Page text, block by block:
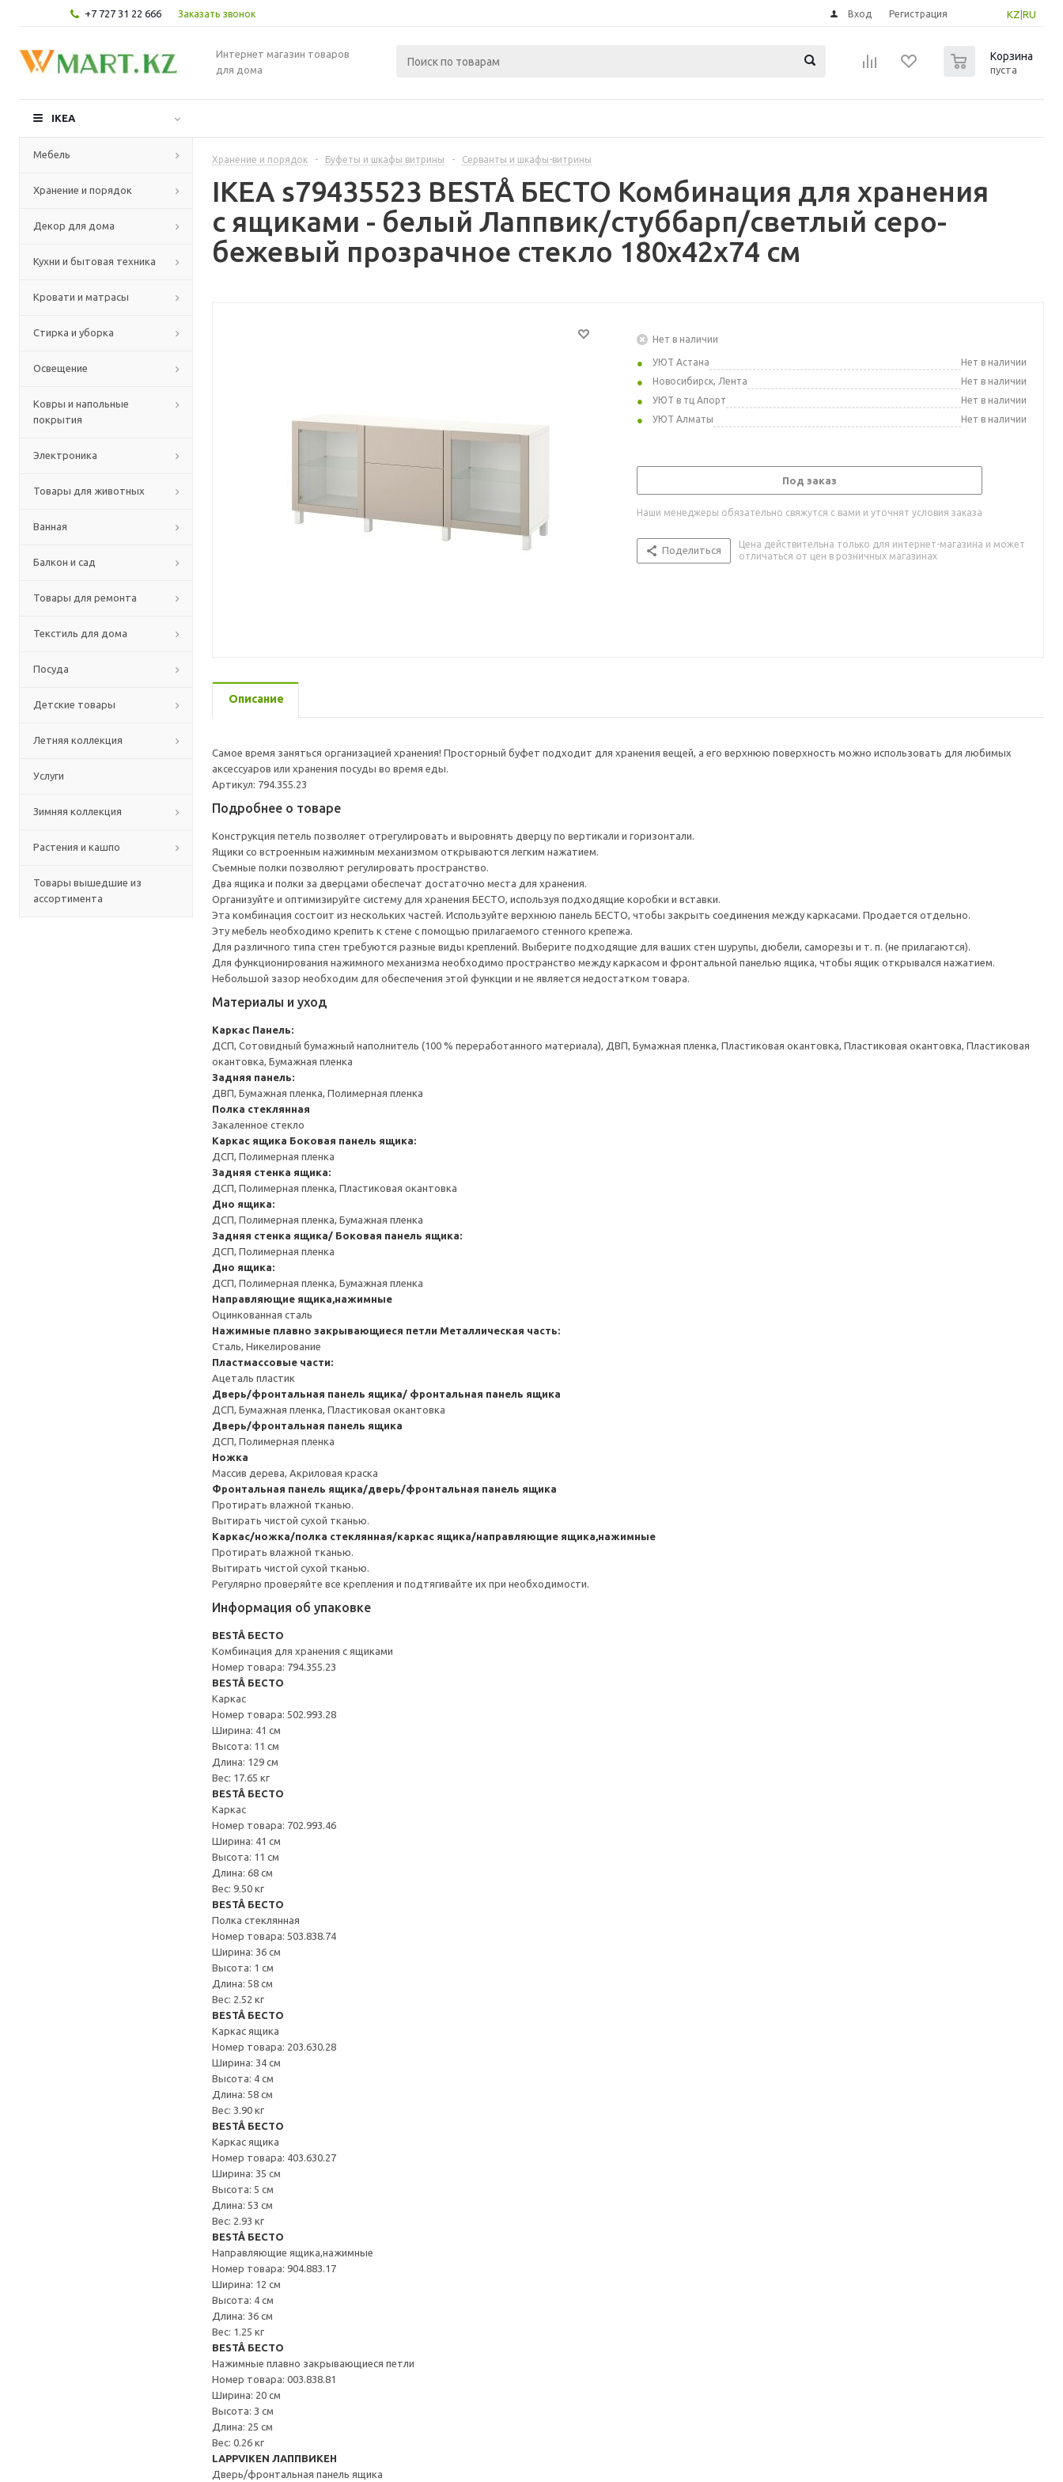
+7 727 31 22 666 Заказать звонок KZ RU
Вход Регистрация
Интернет магазин товаров
для дома
Корзина
пуста
IKEA
Мебель
Хранение и порядок
Декор для дома
Кухни и бытовая техника
Кровати и матрасы
Стирка и уборка
Освещение
Ковры и напольные
покрытия
Электроника
Товары для животных
Ванная
Балкон и сад
Товары для ремонта
Текстиль для дома
Посуда
Детские товары
Летняя коллекция
Услуги
Зимняя коллекция
Растения и кашпо
Товары вышедшие из
ассортимента
Хранение и порядок - Буфеты и шкафы витрины - Серванты и шкафы-витрины
IKEA s79435523 BESTÅ БЕСТО Комбинация для хранения
с ящиками - белый Лаппвик/стуббарп/светлый серо-
бежевый прозрачное стекло 180x42x74 см
Нет в наличии
УЮТ Астана
Нет в наличии
Новосибирск, Лента
Нет в наличии
УЮТ в тц Апорт
Нет в наличии
УЮТ Алматы
Нет в наличии
Под заказ
Наши менеджеры обязательно свяжутся с вами и уточнят условия заказа
Поделиться
Цена действительна только для интернет-магазина и может
отличаться от цен в розничных магазинах
Описание
Самое время заняться организацией хранения! Просторный буфет подходит для хранения вещей, а его верхнюю поверхность можно использовать для любимых
аксессуаров или хранения посуды во время еды.
Артикул: 794.355.23
Подробнее о товаре
Конструкция петель позволяет отрегулировать и выровнять дверцу по вертикали и горизонтали.
Ящики со встроенным нажимным механизмом открываются легким нажатием.
Съемные полки позволяют регулировать пространство.
Два ящика и полки за дверцами обеспечат достаточно места для хранения.
Организуйте и оптимизируйте систему для хранения БЕСТО, используя подходящие коробки и вставки.
Эта комбинация состоит из нескольких частей. Используйте верхнюю панель БЕСТО, чтобы закрыть соединения между каркасами. Продается отдельно.
Эту мебель необходимо крепить к стене с помощью прилагаемого стенного крепежа.
Для различного типа стен требуются разные виды креплений. Выберите подходящие для ваших стен шурупы, дюбели, саморезы и т. п. (не прилагаются).
Для функционирования нажимного механизма необходимо пространство между каркасом и фронтальной панелью ящика, чтобы ящик открывался нажатием.
Небольшой зазор необходим для обеспечения этой функции и не является недостатком товара.
Материалы и уход
Каркас Панель:
ДСП, Сотовидный бумажный наполнитель (100 % переработанного материала), ДВП, Бумажная пленка, Пластиковая окантовка, Пластиковая окантовка, Пластиковая
окантовка, Бумажная пленка
Задняя панель:
ДВП, Бумажная пленка, Полимерная пленка
Полка стеклянная
Закаленное стекло
Каркас ящика Боковая панель ящика:
ДСП, Полимерная пленка
Задняя стенка ящика:
ДСП, Полимерная пленка, Пластиковая окантовка
Дно ящика:
ДСП, Полимерная пленка, Бумажная пленка
Задняя стенка ящика/ Боковая панель ящика:
ДСП, Полимерная пленка
Дно ящика:
ДСП, Полимерная пленка, Бумажная пленка
Направляющие ящика,нажимные
Оцинкованная сталь
Нажимные плавно закрывающиеся петли Металлическая часть:
Сталь, Никелирование
Пластмассовые части:
Ацеталь пластик
Дверь/фронтальная панель ящика/ фронтальная панель ящика
ДСП, Бумажная пленка, Пластиковая окантовка
Дверь/фронтальная панель ящика
ДСП, Полимерная пленка
Ножка
Массив дерева, Акриловая краска
Фронтальная панель ящика/дверь/фронтальная панель ящика
Протирать влажной тканью.
Вытирать чистой сухой тканью.
Каркас/ножка/полка стеклянная/каркас ящика/направляющие ящика,нажимные
Протирать влажной тканью.
Вытирать чистой сухой тканью.
Регулярно проверяйте все крепления и подтягивайте их при необходимости.
Информация об упаковке
BESTÅ БЕСТО
Комбинация для хранения с ящиками
Номер товара: 794.355.23
BESTÅ БЕСТО
Каркас
Номер товара: 502.993.28
Ширина: 41 см
Высота: 11 см
Длина: 129 см
Вес: 17.65 кг
BESTÅ БЕСТО
Каркас
Номер товара: 702.993.46
Ширина: 41 см
Высота: 11 см
Длина: 68 см
Вес: 9.50 кг
BESTÅ БЕСТО
Полка стеклянная
Номер товара: 503.838.74
Ширина: 36 см
Высота: 1 см
Длина: 58 см
Вес: 2.52 кг
BESTÅ БЕСТО
Каркас ящика
Номер товара: 203.630.28
Ширина: 34 см
Высота: 4 см
Длина: 58 см
Вес: 3.90 кг
BESTÅ БЕСТО
Каркас ящика
Номер товара: 403.630.27
Ширина: 35 см
Высота: 5 см
Длина: 53 см
Вес: 2.93 кг
BESTÅ БЕСТО
Направляющие ящика,нажимные
Номер товара: 904.883.17
Ширина: 12 см
Высота: 4 см
Длина: 36 см
Вес: 1.25 кг
BESTÅ БЕСТО
Нажимные плавно закрывающиеся петли
Номер товара: 003.838.81
Ширина: 20 см
Высота: 3 см
Длина: 25 см
Вес: 0.26 кг
LAPPVIKEN ЛАППВИКЕН
Дверь/фронтальная панель ящика